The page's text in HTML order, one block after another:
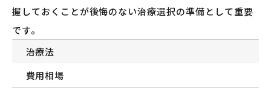
握しておくことが後悔のない治療選択の準備として重要
です。
治療法
費用相場